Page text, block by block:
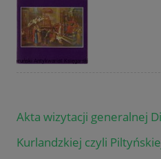
Akta wizytacji generalnej
Kurlandzkiej czyli